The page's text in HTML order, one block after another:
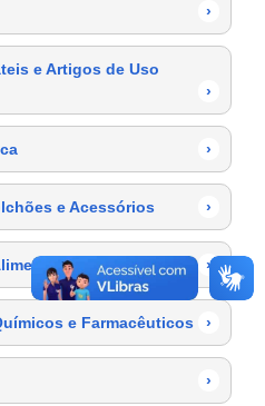
›
e Artigos de Uso
›
›
e Acessórios ›
›
e Farmacêuticos ›
›